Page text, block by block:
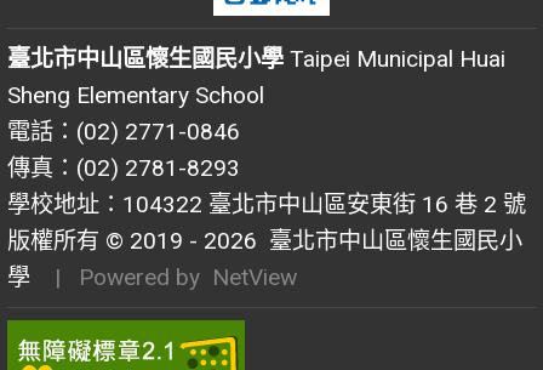
臺北市中山區懷生國民小學 Taipei Municipal Huai
Sheng Elementary School
電話：(02) 2771-0846
傳真：(02) 2781-8293
學校地址：104322 臺北市中山區安東街 16 巷 2 號
版權所有 © 2019 - 2026 臺北市中山區懷生國民小
學
| Powered by NetView